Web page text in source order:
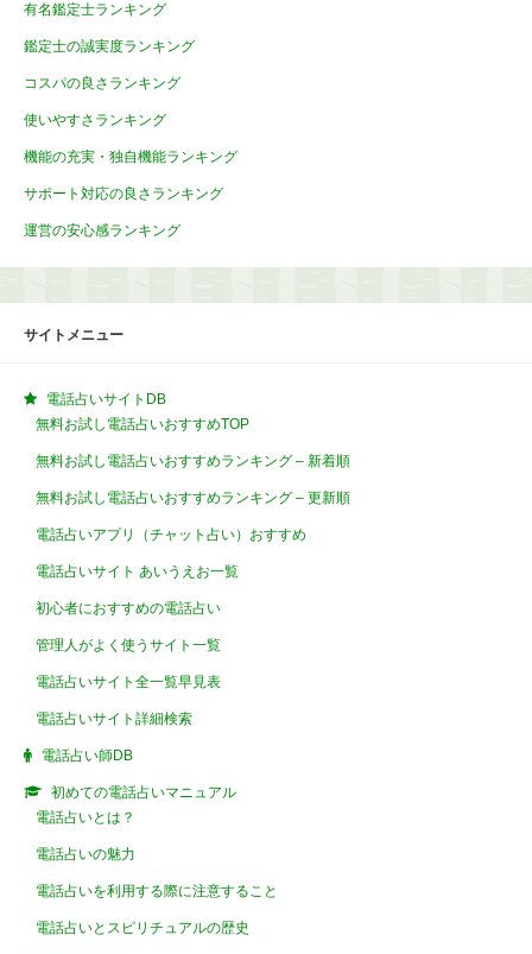
有名鑑定士ランキング
鑑定士の誠実度ランキング
コスパの良さランキング
使いやすさランキング
機能の充実・独自機能ランキング
サポート対応の良さランキング
運営の安心感ランキング
サイトメニュー
電話占いサイトDB
無料お試し電話占いおすすめTOP
無料お試し電話占いおすすめランキング – 新着順
無料お試し電話占いおすすめランキング – 更新順
電話占いアプリ（チャット占い）おすすめ
電話占いサイト あいうえお一覧
初心者におすすめの電話占い
管理人がよく使うサイト一覧
電話占いサイト全一覧早見表
電話占いサイト詳細検索
電話占い師DB
初めての電話占いマニュアル
電話占いとは？
電話占いの魅力
電話占いを利用する際に注意すること
電話占いとスピリチュアルの歴史